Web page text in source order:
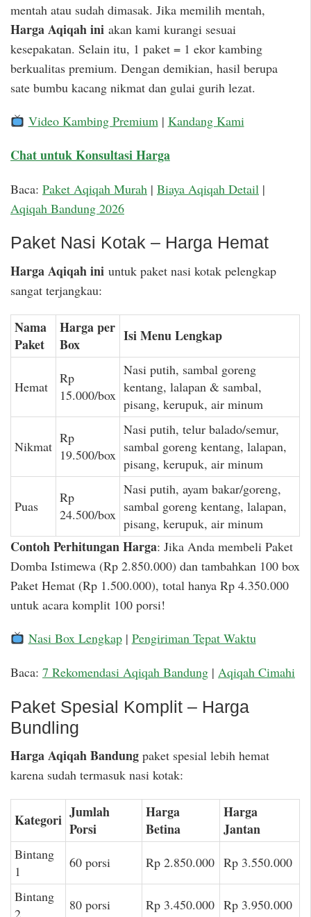
mentah atau sudah dimasak. Jika memilih mentah,
Harga Aqiqah ini akan kami kurangi sesuai
kesepakatan. Selain itu, 1 paket = 1 ekor kambing
berkualitas premium. Dengan demikian, hasil berupa
sate bumbu kacang nikmat dan gulai gurih lezat.
Video Kambing Premium| Kandang Kami
Chat untuk Konsultasi Harga
Baca: Paket Aqiqah Murah | Biaya Aqiqah Detail |
Aqiqah Bandung 2026
Paket Nasi Kotak – Harga Hemat
Harga Aqiqah ini untuk paket nasi kotak pelengkap
sangat terjangkau:
Nama
Paket
Harga per
Box
Isi Menu Lengkap
Hemat
Rp
15.000/box
Nasi putih, sambal goreng
kentang, lalapan & sambal,
pisang, kerupuk, air minum
Nikmat
Rp
19.500/box
Nasi putih, telur balado/semur,
sambal goreng kentang, lalapan,
pisang, kerupuk, air minum
Puas
Rp
24.500/box
Nasi putih, ayam bakar/goreng,
sambal goreng kentang, lalapan,
pisang, kerupuk, air minum
Contoh Perhitungan Harga: Jika Anda membeli Paket
Domba Istimewa (Rp 2.850.000) dan tambahkan 100 box
Paket Hemat (Rp 1.500.000), total hanya Rp 4.350.000
untuk acara komplit 100 porsi!
Nasi Box Lengkap| Pengiriman Tepat Waktu
Baca: 7 Rekomendasi Aqiqah Bandung | Aqiqah Cimahi
Paket Spesial Komplit – Harga
Bundling
Harga Aqiqah Bandung paket spesial lebih hemat
karena sudah termasuk nasi kotak:
Kategori Jumlah
Porsi
Harga
Betina
Harga
Jantan
Bintang
1
60 porsi Rp 2.850.000 Rp 3.550.000
Bintang
2
80 porsi Rp 3.450.000 Rp 3.950.000